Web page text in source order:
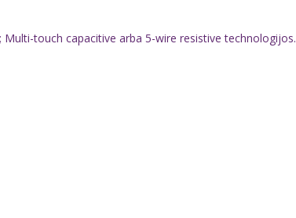
touch capacitive arba 5-wire resistive technologijos.